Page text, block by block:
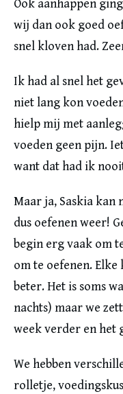
Ook aanhappen
wij dan ook goed
snel kloven had.
Ik had al snel het
niet lang kon
hielp mij met
voeden geen pijn.
want dat had ik
Maar ja, Saskia kan
dus oefenen weer!
begin erg vaak om
om te oefenen.
beter. Het is soms
nachts) maar we
week verder en het
We hebben
rolletje,